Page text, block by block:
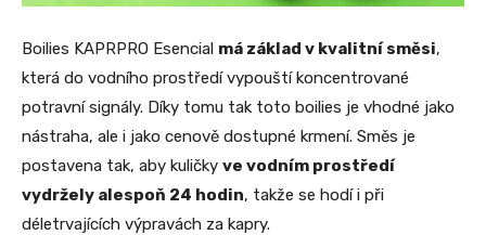
Boilies KAPRPRO Esencial má základ v kvalitní směsi,
která do vodního prostředí vypouští koncentrované
potravní signály. Díky tomu tak toto boilies je vhodné jako
nástraha, ale i jako cenově dostupné krmení. Směs je
postavena tak, aby kuličky ve vodním prostředí
vydržely alespoň 24 hodin, takže se hodí i při
déletrvajících výpravách za kapry.